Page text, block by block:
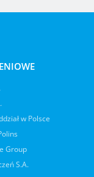
w Polsce
Group
S.A.